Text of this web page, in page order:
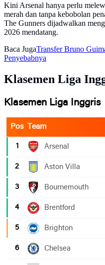
Kini Arsenal hanya perlu
merah dan tanpa kebobolan
The Gunners dijadwalkan
2026 mendatang.
Baca JugaTransfer Bruno
Penyebabnya
Klasemen Liga